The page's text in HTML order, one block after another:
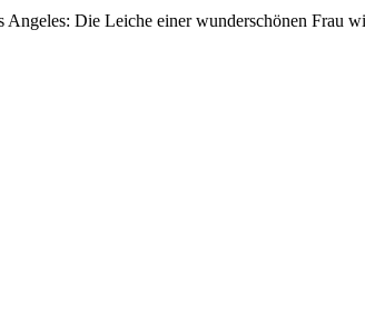
Angeles: Die Leiche einer wunderschönen Frau